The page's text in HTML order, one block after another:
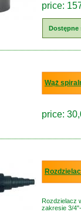
price:
Dostępne
Wąż
price:
Rozdzielacz
zakresie 3/